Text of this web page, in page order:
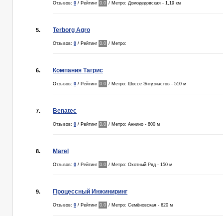
Отзывов: 0 / Рейтинг 0.0 / Метро: Домодедовская - 1,19 км
5. Terborg Agro
Отзывов: 0 / Рейтинг 0.0 / Метро:
6. Компания Тагрис
Отзывов: 0 / Рейтинг 0.0 / Метро: Шоссе Энтузиастов - 510 м
7. Benatec
Отзывов: 0 / Рейтинг 0.0 / Метро: Аннино - 800 м
8. Marel
Отзывов: 0 / Рейтинг 0.0 / Метро: Охотный Ряд - 150 м
9. Процессный Инжиниринг
Отзывов: 0 / Рейтинг 0.0 / Метро: Семёновская - 620 м